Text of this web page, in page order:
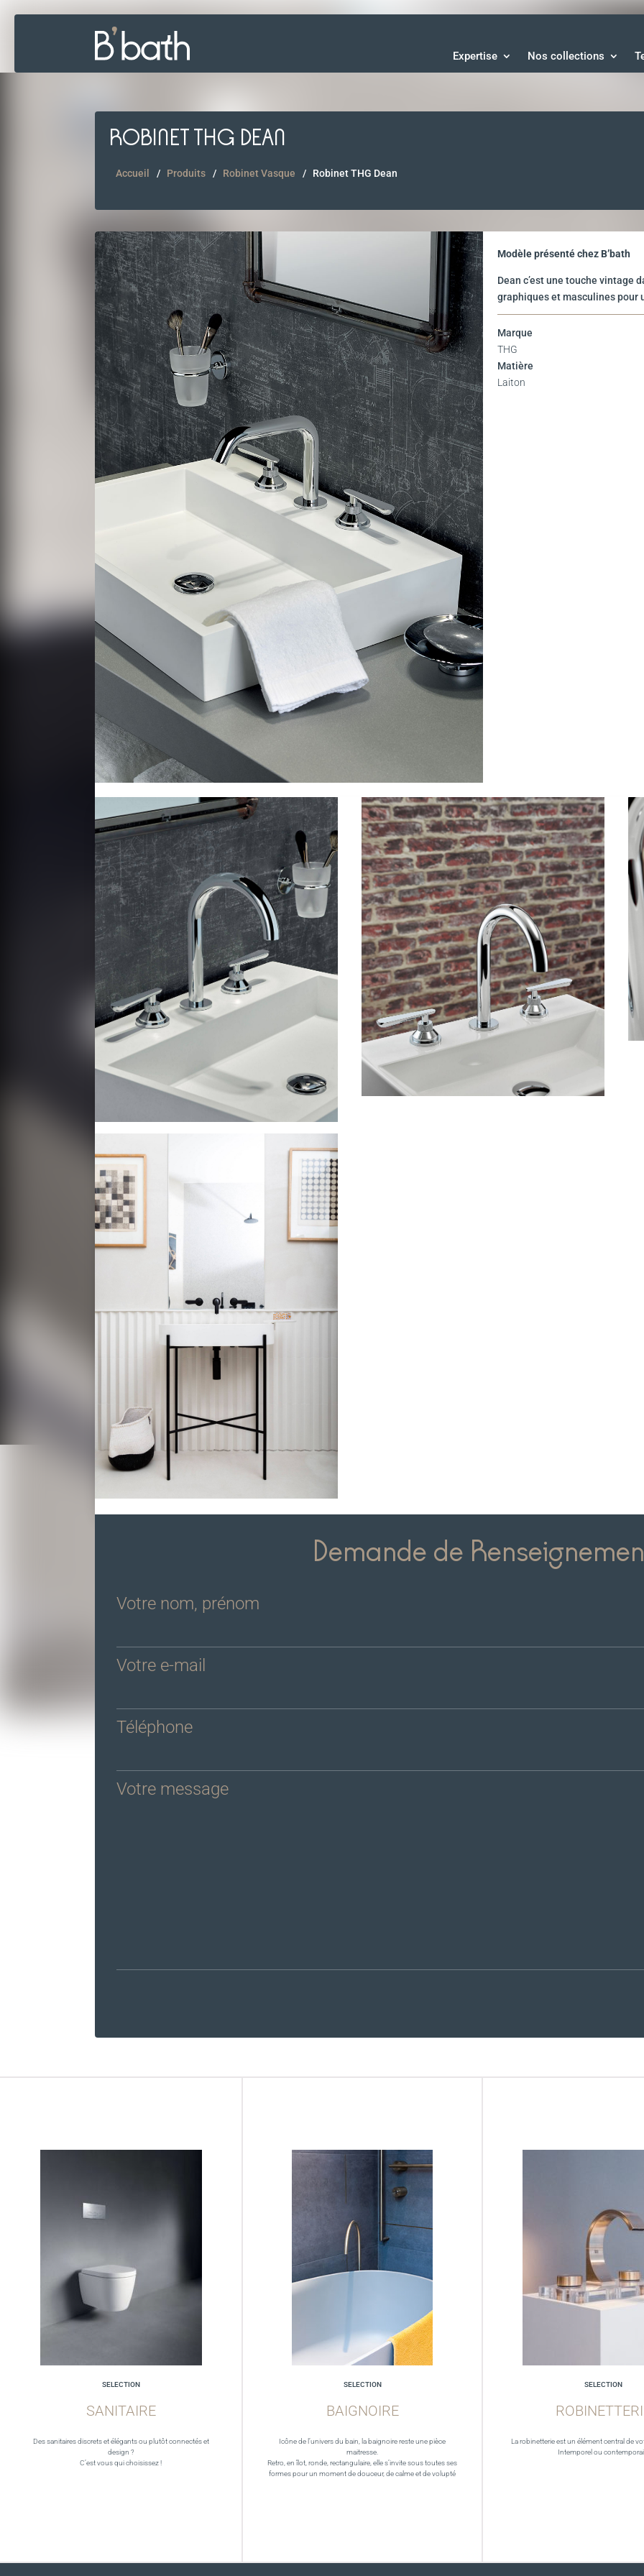
Expertise Nos collections
ROBINET THG DEAN
Accueil Produits Robinet Vasque Robinet THG Dean
Modèle présenté chez B’bath
Dean c’est une touche vintage
graphiques et masculines pour
Marque
THG
Matière
Laiton
Demande de
Votre nom, prénom
Votre e-mail
Téléphone
Votre message
SELECTION
SANITAIRE
Des sanitaires discrets et élégants ou plutôt connectés et
design ?
C’est vous qui choisissez !
SELECTION
BAIGNOIRE
Icône de l’univers du bain, la baignoire reste une pièce
maitresse.
Retro, en îlot, ronde, rectangulaire, elle s’invite sous toutes ses
formes pour un moment de douceur, de calme et de volupté
SELECTION
La robinetterie est un élément central de
Intemporel ou